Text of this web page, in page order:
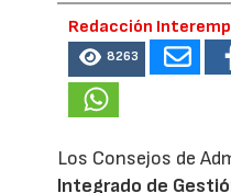
Redacción
8263
Los Consejos de
Integrado de